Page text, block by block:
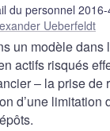
du personnel
Ueberfeldt
un modèle dans
actifs risqués
‒ la prise de
d’une limitation